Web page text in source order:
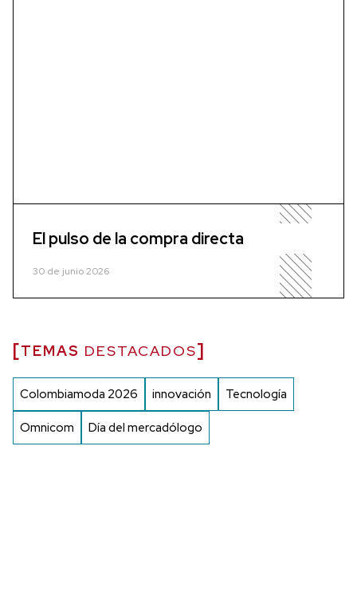
El pulso de la compra directa
30 de junio 2026
TEMAS DESTACADOS
Colombiamoda 2026 innovación Tecnología
Omnicom Día del mercadólogo